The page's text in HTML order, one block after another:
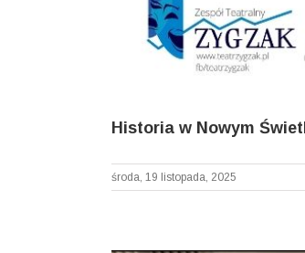
Historia w Nowym
środa, 19 listopada, 2025